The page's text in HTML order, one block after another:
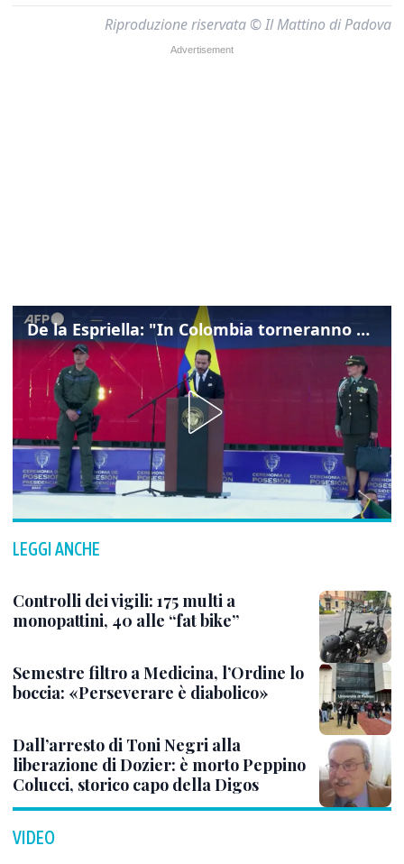
Riproduzione riservata © Il Mattino di Padova
De la Espriella: "In Colombia torneranno ordine, autorità e libertà"
LEGGI ANCHE
Controlli dei vigili: 175 multi a
monopattini, 40 alle “fat bike”
Semestre filtro a Medicina, l’Ordine lo
boccia: «Perseverare è diabolico»
Dall’arresto di Toni Negri alla
liberazione di Dozier: è morto Peppino
Colucci, storico capo della Digos
VIDEO